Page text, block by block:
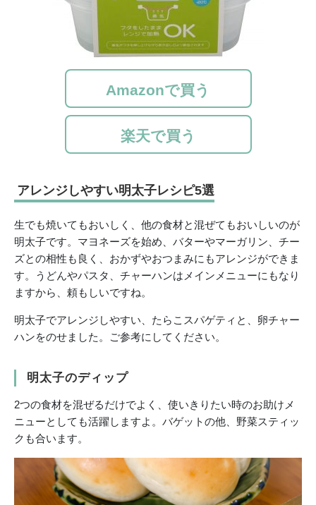
Amazonで買う
楽天で買う
アレンジしやすい明太子レシピ5選
生でも焼いてもおいしく、他の食材と混ぜてもおいしいのが
明太子です。マヨネーズを始め、バターやマーガリン、チー
ズとの相性も良く、おかずやおつまみにもアレンジができま
す。うどんやパスタ、チャーハンはメインメニューにもなり
ますから、頼もしいですね。
明太子でアレンジしやすい、たらこスパゲティと、卵チャー
ハンをのせました。ご参考にしてください。
明太子のディップ
2つの食材を混ぜるだけでよく、使いきりたい時のお助けメ
ニューとしても活躍しますよ。バゲットの他、野菜スティッ
クも合います。